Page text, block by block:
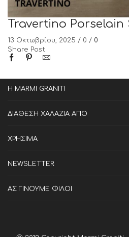
Travertino Porselain
13 Οκτωβρίου, 2025 / 0 / 0
Share Post
Η MARMI GRANITI
ΔΙΑΘΕΣΗ ΧΑΛΑΖΙΑ ΑΠΟ
ΧΡΗΣΙΜΑ
NEWSLETTER
ΑΣ ΓΙΝΟΥΜΕ ΦΙΛΟΙ